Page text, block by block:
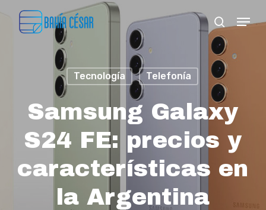
search
Menu
Tecnología Telefonía
Samsung Galaxy
S24 FE: precios y
características en
la Argentina
Menu